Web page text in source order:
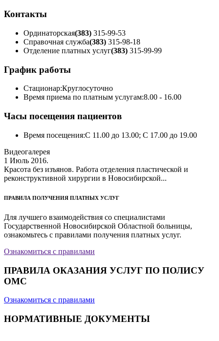
Контакты
Ординаторская(383) 315-99-53
Справочная служба(383) 315-98-18
Отделение платных услуг(383) 315-99-99
График работы
Стационар:Круглосуточно
Время приема по платным услугам:8.00 - 16.00
Часы посещения пациентов
Время посещения:С 11.00 до 13.00; С 17.00 до 19.00
Видеогалерея
1 Июль 2016.
Красота без изъянов. Работа отделения пластической и
реконструктивной хирургии в Новосибирской...
ПРАВИЛА ПОЛУЧЕНИЯ ПЛАТНЫХ УСЛУГ
Для лучшего взаимодействия со специалистами
Государственной Новосибирской Областной больницы,
ознакомьтесь с правилами получения платных услуг.
Ознакомиться с правилами
ПРАВИЛА ОКАЗАНИЯ УСЛУГ ПО ПОЛИСУ
ОМС
Ознакомиться с правилами
НОРМАТИВНЫЕ ДОКУМЕНТЫ